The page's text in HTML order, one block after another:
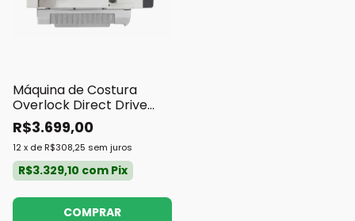
Máquina de Costura
Overlock Direct Drive
Maqi 3 Fios
R$3.699,00
12x de R$308,25 sem juros
R$3.329,10 com Pix
COMPRAR